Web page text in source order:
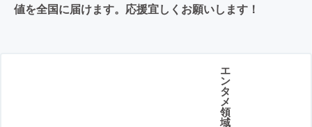
値を全国に届けます。応援宜しくお願いします！
エ
ン
タ
メ
領
域